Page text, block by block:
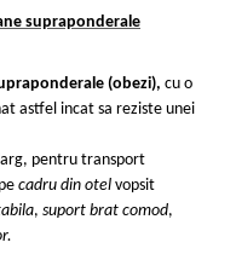
supraponderale
(obezi), cu o
astfel incat sa reziste unei
pentru transport
cadru din otel vopsit
, suport brat comod,